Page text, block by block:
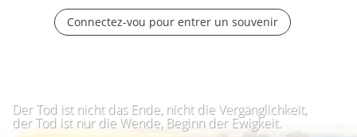
Connectez-vou pour entrer un souvenir
Der Tod ist nicht das Ende, nicht die Vergänglichkeit,
der Tod ist nur die Wende, Beginn der Ewigkeit.